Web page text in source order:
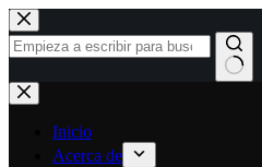
Ir
al
contenido
Sin
resultados
Inicio
Acerca de